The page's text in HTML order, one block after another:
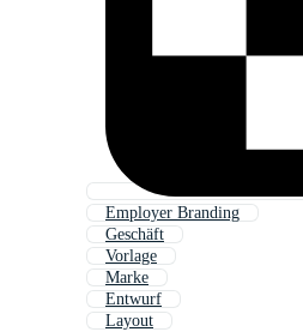
Employer Branding
Geschäft
Vorlage
Marke
Entwurf
Layout